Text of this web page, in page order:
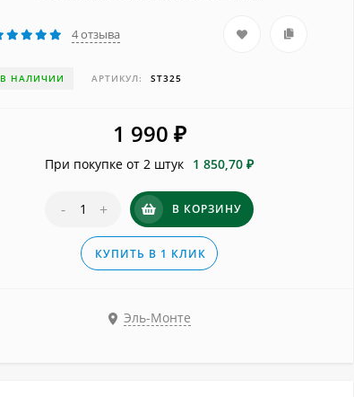
4 отзыва
В НАЛИЧИИ АРТИКУЛ: ST325
1 990 ₽
При покупке от 2 штук 1 850,70 ₽
- + В КОРЗИНУ
КУПИТЬ В 1 КЛИК
Эль-Монте